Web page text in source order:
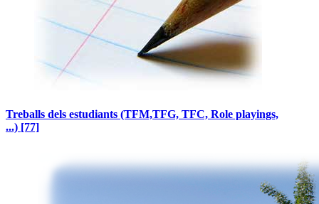
Treballs dels estudiants (TFM,TFG, TFC, Role playings,
...) [77]